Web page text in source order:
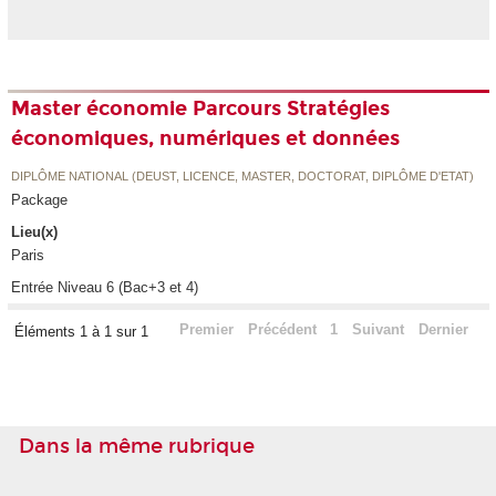
Master économie Parcours Stratégies
économiques, numériques et données
DIPLÔME NATIONAL (DEUST, LICENCE, MASTER, DOCTORAT, DIPLÔME D'ETAT)
Package
Lieu(x)
Paris
Entrée Niveau 6 (Bac+3 et 4)
Éléments 1 à 1 sur 1 Premier Précédent 1 Suivant Dernier
Dans la même rubrique